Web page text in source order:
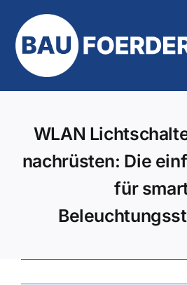
Inhalt
springen
WLAN
nachrüsten: Die
für